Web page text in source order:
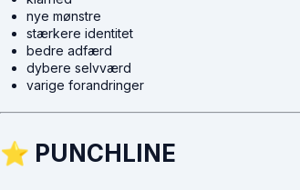
nye mønstre
stærkere identitet
bedre adfærd
dybere selvværd
varige forandringer
⭐ PUNCHLINE